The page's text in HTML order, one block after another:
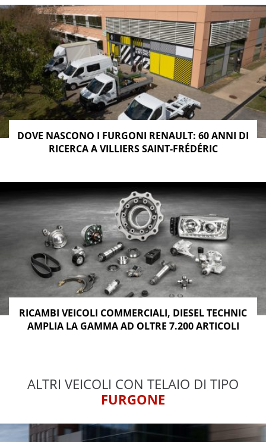
DOVE NASCONO I FURGONI RENAULT: 60 ANNI DI
RICERCA A VILLIERS SAINT-FRÉDÉRIC
RICAMBI VEICOLI COMMERCIALI, DIESEL TECHNIC
AMPLIA LA GAMMA AD OLTRE 7.200 ARTICOLI
ALTRI VEICOLI CON TELAIO DI TIPO
FURGONE